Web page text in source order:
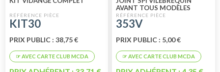
KIT30
PRIX PUBLIC : 38,75 €
AVANT TOUS MODÈLES
VITON
353V
PRIX PUBLIC : 5,00 €